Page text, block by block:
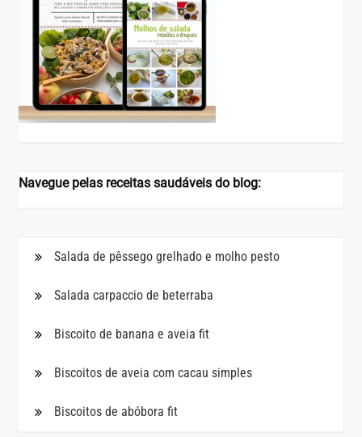
Navegue pelas receitas saudáveis do blog:
Salada de pêssego grelhado e molho pesto
Salada carpaccio de beterraba
Biscoito de banana e aveia fit
Biscoitos de aveia com cacau simples
Biscoitos de abóbora fit